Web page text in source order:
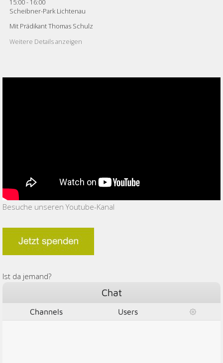
15:00- 16:00
Scheibner-Park Lichtenau
Mit Prädikant Thomas Schulz
Weitere Details anzeigen
Besuche unseren Youtube-Kanal
Ist da jemand?
Chat
Channels Users